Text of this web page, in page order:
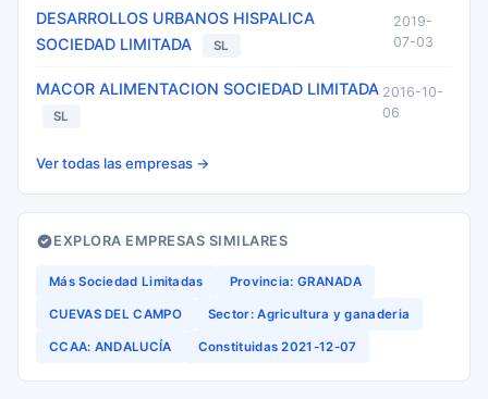
DESARROLLOS URBANOS HISPALICA
SOCIEDAD LIMITADA
SL
2019-
07-03
MACOR ALIMENTACION SOCIEDAD LIMITADA
SL
2016-10-
06
Ver todas las empresas →
EXPLORA EMPRESAS SIMILARES
Más Sociedad Limitadas Provincia: GRANADA
CUEVAS DEL CAMPO Sector: Agricultura y ganaderia
CCAA: ANDALUCÍA Constituidas 2021-12-07